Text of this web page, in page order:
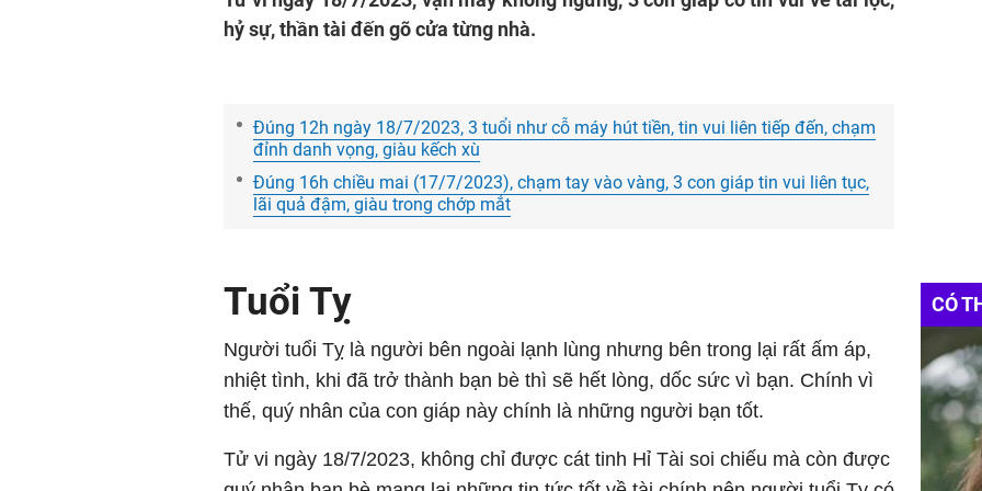
hỷ sự, thần tài đến gõ cửa từng nhà.
Đúng 12h ngày 18/7/2023, 3 tuổi như cỗ máy hút tiền, tin vui liên tiếp đến, chạm
đỉnh danh vọng, giàu kếch xù
Đúng 16h chiều mai (17/7/2023), chạm tay vào vàng, 3 con giáp tin vui liên tục,
lãi quả đậm, giàu trong chớp mắt
Tuổi Tỵ
Người tuổi Tỵ là người bên ngoài lạnh lùng nhưng bên trong lại rất ấm áp,
nhiệt tình, khi đã trở thành bạn bè thì sẽ hết lòng, dốc sức vì bạn. Chính vì
thế, quý nhân của con giáp này chính là những người bạn tốt.
Tử vi ngày 18/7/2023, không chỉ được cát tinh Hỉ Tài soi chiếu mà còn được
CÓ